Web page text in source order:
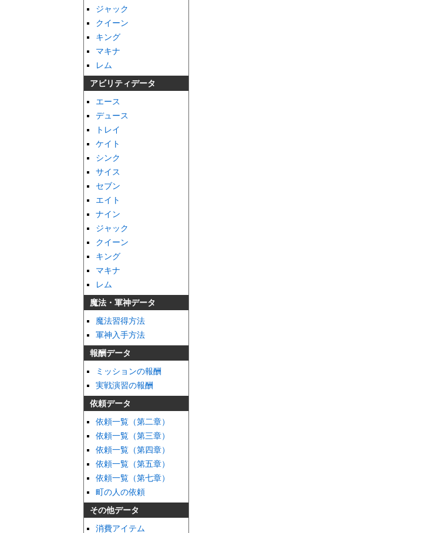
ジャック
クイーン
キング
マキナ
レム
アビリティデータ
エース
デュース
トレイ
ケイト
シンク
サイス
セブン
エイト
ナイン
ジャック
クイーン
キング
マキナ
レム
魔法・軍神データ
魔法習得方法
軍神入手方法
報酬データ
ミッションの報酬
実戦演習の報酬
依頼データ
依頼一覧（第二章）
依頼一覧（第三章）
依頼一覧（第四章）
依頼一覧（第五章）
依頼一覧（第七章）
町の人の依頼
その他データ
消費アイテム